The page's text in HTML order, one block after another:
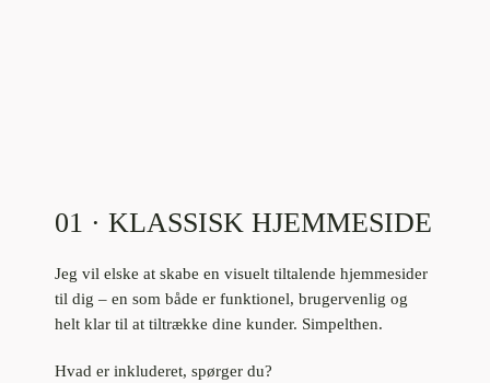
01 · KLASSISK HJEMMESIDE
Jeg vil elske at skabe en visuelt tiltalende hjemmesider
til dig – en som både er funktionel, brugervenlig og
helt klar til at tiltrække dine kunder. Simpelthen.
Hvad er inkluderet, spørger du?